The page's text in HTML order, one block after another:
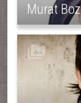
Murat Boz